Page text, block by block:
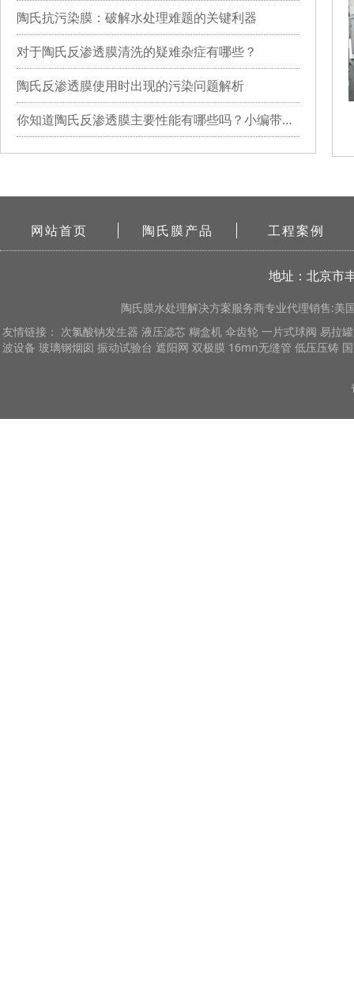
陶氏抗污染膜：破解水处理难题的关键利器
对于陶氏反渗透膜清洗的疑难杂症有哪些？
陶氏反渗透膜使用时出现的污染问题解析
你知道陶氏反渗透膜主要性能有哪些吗？小编带你详细了解
网站首页 陶氏膜产品 工程案例
地址：北京市
陶氏膜水处理解决方案服务商专业代理销售:美
友情链接： 次氯酸钠发生器 液压滤芯 糊盒机 伞齿轮 一片式球阀 易拉
波设备 玻璃钢烟囱 振动试验台 遮阳网 双极膜 16mn无缝管 低压压铸